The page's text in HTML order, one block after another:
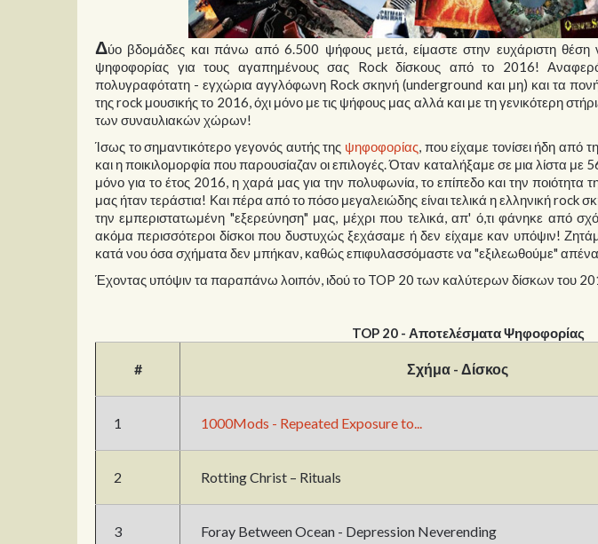
Δύο βδομάδες και πάνω από 6.500 ψήφους μετά, είμαστε στην ευχάριστη θέση
ψηφοφορίας για τους αγαπημένους σας Rock δίσκους από το 2016!
πολυγραφότατη - εγχώρια αγγλόφωνη Rock σκηνή (underground και μη) και τα
της rock μουσικής το 2016, όχι μόνο με τις ψήφους μας αλλά και με τη γενικότερη
των συναυλιακών χώρων!
Ίσως το σημαντικότερο γεγονός αυτής της ψηφοφορίας, που είχαμε τονίσει ήδη από
και η ποικιλομορφία που παρουσίαζαν οι επιλογές. Όταν καταλήξαμε σε μια λίστα με
μόνο για το έτος 2016, η χαρά μας για την πολυφωνία, το επίπεδο και την ποιότητα
μας ήταν τεράστια! Και πέρα από το πόσο μεγαλειώδης είναι τελικά η ελληνική rock
την εμπεριστατωμένη "εξερεύνηση" μας, μέχρι που τελικά, απ' ό,τι φάνηκε από
ακόμα περισσότεροι δίσκοι που δυστυχώς ξεχάσαμε ή δεν είχαμε καν υπόψιν!
κατά νου όσα σχήματα δεν μπήκαν, καθώς επιφυλασσόμαστε να "εξιλεωθούμε"
Έχοντας υπόψιν τα παραπάνω λοιπόν, ιδού το TOP 20 των καλύτερων δίσκων του
TOP 20 - Αποτελέσματα Ψηφοφορίας
# Σχήμα - Δίσκος
1 1000Mods - Repeated Exposure to...
2 Rotting Christ – Rituals
3 Foray Between Ocean - Depression Neverending